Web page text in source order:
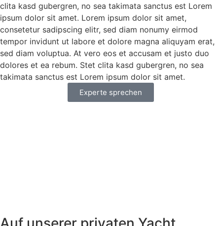
clita kasd gubergren, no sea takimata sanctus est Lorem
ipsum dolor sit amet. Lorem ipsum dolor sit amet,
consetetur sadipscing elitr, sed diam nonumy eirmod
tempor invidunt ut labore et dolore magna aliquyam erat,
sed diam voluptua. At vero eos et accusam et justo duo
dolores et ea rebum. Stet clita kasd gubergren, no sea
takimata sanctus est Lorem ipsum dolor sit amet.
Experte sprechen